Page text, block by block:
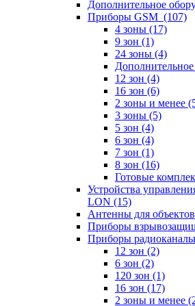
Дополнительное
Приборы GSM (107)
4 зоны (17)
9 зон (1)
24 зоны (4)
12 зон (4)
16 зон (6)
2 зоны и менее
3 зоны (5)
5 зон (4)
6 зон (4)
7 зон (1)
8 зон (16)
Готовые
Устройства
LON (15)
Антенны для
Приборы
Приборы
12 зон (2)
6 зон (2)
120 зон (1)
16 зон (17)
2 зоны и менее